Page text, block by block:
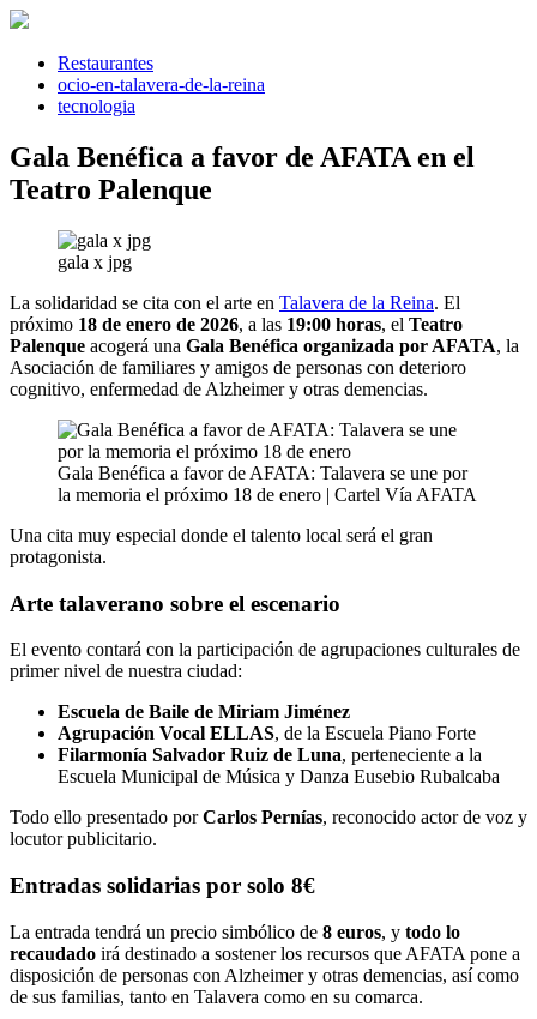
Saltar
contenidoRestaurantes
ocio-en-talavera-de-la-reina
tecnologia
Gala Benéfica a favor de AFATA en el
Teatro Palenque
gala x jpg
La solidaridad se cita con el arte en Talavera de la Reina. El
próximo 18 de enero de 2026, a las 19:00 horas, el Teatro
Palenque acogerá una Gala Benéfica organizada por AFATA, la
Asociación de familiares y amigos de personas con deterioro
cognitivo, enfermedad de Alzheimer y otras demencias.
Gala Benéfica a favor de AFATA: Talavera se une por
la memoria el próximo 18 de enero | Cartel Vía AFATA
Una cita muy especial donde el talento local será el gran
protagonista.
Arte talaverano sobre el escenario
El evento contará con la participación de agrupaciones culturales de
primer nivel de nuestra ciudad:
Escuela de Baile de Miriam Jiménez
Agrupación Vocal ELLAS, de la Escuela Piano Forte
Filarmonía Salvador Ruiz de Luna, perteneciente a la
Escuela Municipal de Música y Danza Eusebio Rubalcaba
Todo ello presentado porCarlos Pernías, reconocido actor de voz y
locutor publicitario.
Entradas solidarias por solo 8€
La entrada tendrá un precio simbólico de 8 euros, y todo lo
recaudado irá destinado a sostener los recursos que AFATA pone a
disposición de personas con Alzheimer y otras demencias, así como
de sus familias, tanto en Talavera como en su comarca.